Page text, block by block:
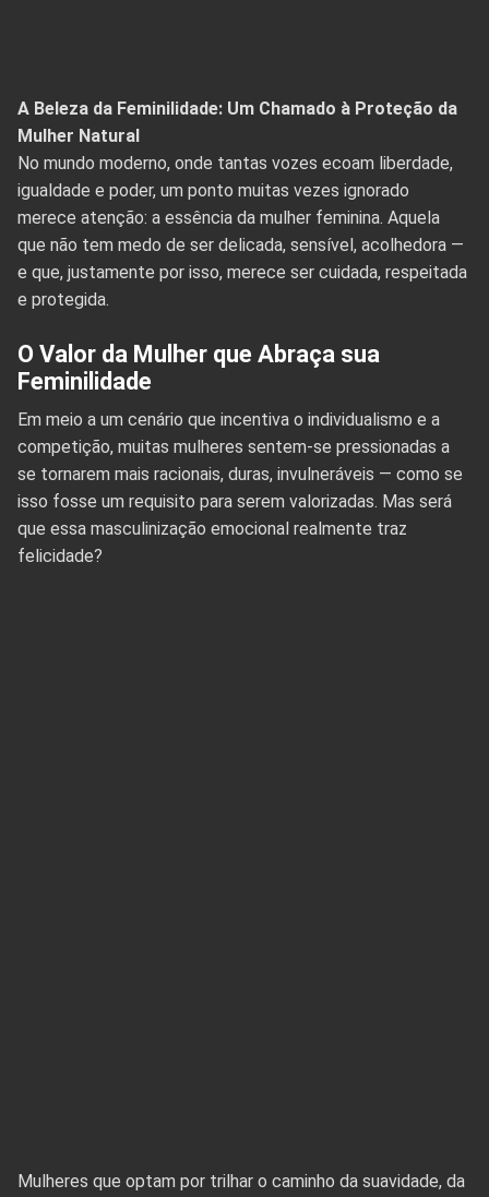
A Beleza da Feminilidade: Um Chamado à Proteção da
Mulher Natural
No mundo moderno, onde tantas vozes ecoam liberdade,
igualdade e poder, um ponto muitas vezes ignorado
merece atenção: a essência da mulher feminina. Aquela
que não tem medo de ser delicada, sensível, acolhedora —
e que, justamente por isso, merece ser cuidada, respeitada
e protegida.
O Valor da Mulher que Abraça sua
Feminilidade
Em meio a um cenário que incentiva o individualismo e a
competição, muitas mulheres sentem-se pressionadas a
se tornarem mais racionais, duras, invulneráveis — como se
isso fosse um requisito para serem valorizadas. Mas será
que essa masculinização emocional realmente traz
felicidade?
Mulheres que optam por trilhar o caminho da suavidade, da